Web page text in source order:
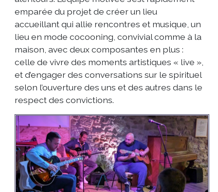
emparée du projet de créer un lieu
accueillant qui allie rencontres et musique, un
lieu en mode cocooning, convivial comme à la
maison, avec deux composantes en plus :
celle de vivre des moments artistiques « live »,
et d’engager des conversations sur le spirituel
selon l’ouverture des uns et des autres dans le
respect des convictions.